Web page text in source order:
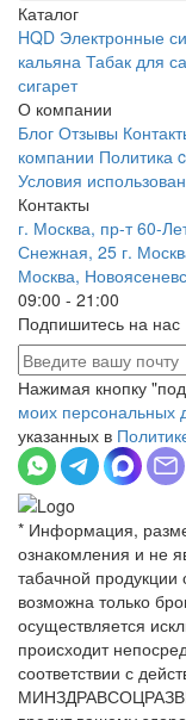
Каталог
HQD Электронные
кальяна Табак для
сигарет
О компании
Блог Отзывы
компании Политика
Условия
Контакты
г. Москва, пр-т 60-
Снежная, 25 г.
Москва,
09:00 - 21:00
Подпишитесь на нас
Нажимая кнопку
моих персональных
указанных в
* Информация,
ознакомления и не
табачной
возможна только
осуществляется
происходит
соответствии с